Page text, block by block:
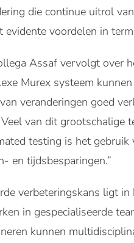
die continue uitrol
evidente voordelen in
Assaf vervolgt over
Murex systeem
veranderingen goed
van dit grootschalige
testing is het
en tijdsbesparingen.”
verbeteringskans ligt in
in gespecialiseerde
kunnen